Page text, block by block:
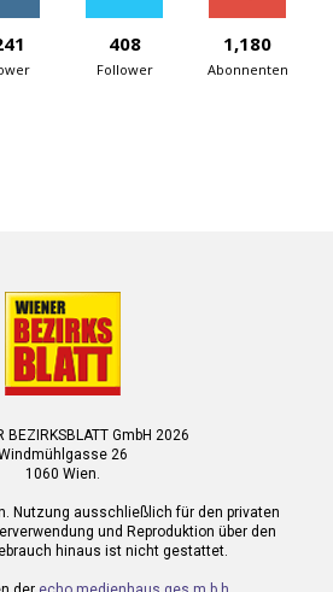
408
Follower
1,180
Abonnenten
BEZIRKSBLATT GmbH 2026
26
1060 Wien.
Nutzung ausschließlich für den privaten
und Reproduktion über den
hinaus ist nicht gestattet.